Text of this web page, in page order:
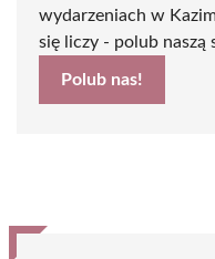
wydarzeniach w
się liczy - polub naszą
Polub nas!